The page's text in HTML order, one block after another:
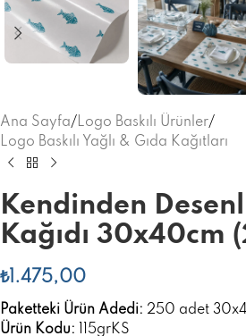
Ana Sayfa/Logo Baskılı Ürünler/
Logo Baskılı Yağlı & Gıda Kağıtları
Kendinden
Kağıdı 30x40cm
₺1.475,00
Paketteki Ürün Adedi: 250 adet
Ürün Kodu: 115grKS